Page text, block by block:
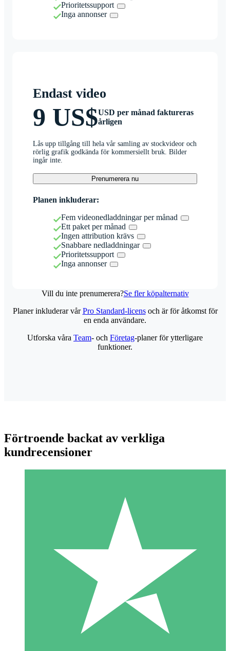
Prioritetssupport
Inga annonser
Endast video
9 US$USD per månad faktureras
årligen
Lås upp tillgång till hela vår samling av stockvideor och
rörlig grafik godkända för kommersiellt bruk. Bilder
ingår inte.
Prenumerera nu
Planen inkluderar:
Fem videonedladdningar per månad
Ett paket per månad
Ingen attribution krävs
Snabbare nedladdningar
Prioritetssupport
Inga annonser
Vill du inte prenumerera?Se fler köpalternativ
Individuella Kreditpaket
Betala per användning med nedladdningskrediter. Inget
1 Nedladdningar
10 00
Planer inkluderar vårPro Standard-licensoch är för åtkomst för
en enda användare.
Utforska våra Team- och Företag-planer för ytterligare
funktioner.
Förtroende backat av verkliga
kundrecensioner